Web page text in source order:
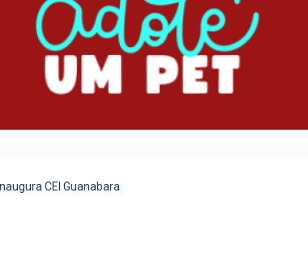
CEI Guanabara